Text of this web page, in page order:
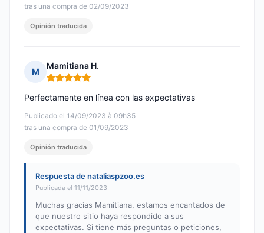
tras una compra de 02/09/2023
Opinión traducida
M
Mamitiana H.
Nota: 5 de 5
Publicado el 14/09/2023 à 09h35
tras una compra de 01/09/2023
Perfectamente en línea con las expectativas
Opinión traducida
Respuesta de nataliaspzoo.es
Publicada el 11/11/2023
Muchas gracias Mamitiana, estamos encantados de
que nuestro sitio haya respondido a sus
expectativas. Si tiene más preguntas o peticiones,